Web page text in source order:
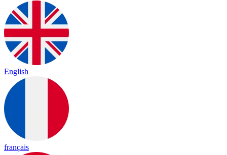
English
français